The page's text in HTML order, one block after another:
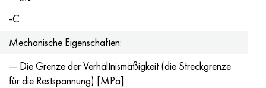
-C
Mechanische Eigenschaften:
— Die Grenze der Verhältnismäßigkeit (die Streckgrenze
für die Restspannung) [MPa]